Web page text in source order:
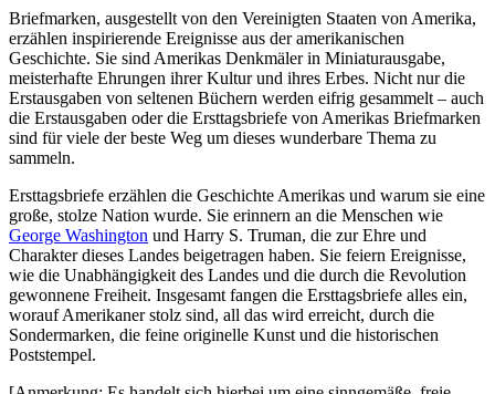
Briefmarken, ausgestellt von den Vereinigten Staaten von Amerika,
erzählen inspirierende Ereignisse aus der amerikanischen
Geschichte. Sie sind Amerikas Denkmäler in Miniaturausgabe,
meisterhafte Ehrungen ihrer Kultur und ihres Erbes. Nicht nur die
Erstausgaben von seltenen Büchern werden eifrig gesammelt – auch
die Erstausgaben oder die Ersttagsbriefe von Amerikas Briefmarken
sind für viele der beste Weg um dieses wunderbare Thema zu
sammeln.
Ersttagsbriefe erzählen die Geschichte Amerikas und warum sie eine
große, stolze Nation wurde. Sie erinnern an die Menschen wie
George Washington und Harry S. Truman, die zur Ehre und
Charakter dieses Landes beigetragen haben. Sie feiern Ereignisse,
wie die Unabhängigkeit des Landes und die durch die Revolution
gewonnene Freiheit. Insgesamt fangen die Ersttagsbriefe alles ein,
worauf Amerikaner stolz sind, all das wird erreicht, durch die
Sondermarken, die feine originelle Kunst und die historischen
Poststempel.